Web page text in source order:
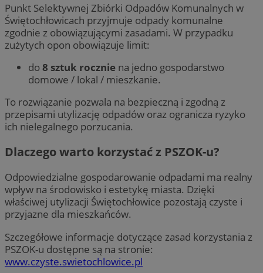
Punkt Selektywnej Zbiórki Odpadów Komunalnych w
Świętochłowicach przyjmuje odpady komunalne
zgodnie z obowiązującymi zasadami. W przypadku
zużytych opon obowiązuje limit:
do8 sztuk rocznie na jedno gospodarstwo
domowe / lokal / mieszkanie.
To rozwiązanie pozwala na bezpieczną i zgodną z
przepisami utylizację odpadów oraz ogranicza ryzyko
ich nielegalnego porzucania.
Dlaczego warto korzystać z PSZOK-u?
Odpowiedzialne gospodarowanie odpadami ma realny
wpływ na środowisko i estetykę miasta. Dzięki
właściwej utylizacji Świętochłowice pozostają czyste i
przyjazne dla mieszkańców.
Szczegółowe informacje dotyczące zasad korzystania z
PSZOK-u dostępne są na stronie:
www.czyste.swietochlowice.pl